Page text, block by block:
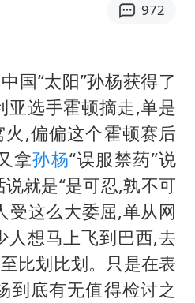
构建更高水平的全民健身公共服务体系
国足U17与阿森纳决赛取消 并列冠军
香港刷新1884年以来最高气温纪录
餐馆》 冲奖
暑期研学游升温 在旅途中增长知识
过火把节被抹成黑猫
玲晒与周星驰合照
经理辟谣Bin离队
一男子胃中取出180颗铁钉
972
国“太阳”孙杨获得了
亚选手霍顿摘走,单是
,偏偏这个霍顿赛后
拿孙杨“误服禁药”说
就是“是可忍,孰不可
受这么大委屈,单从网
人想马上飞到巴西,去
比划比划。只是在表
到底有无值得检讨之